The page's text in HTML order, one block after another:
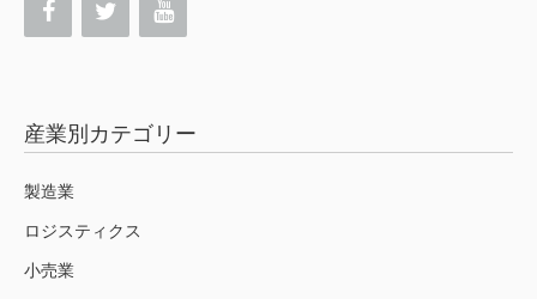
産業別カテゴリー
製造業
ロジスティクス
小売業